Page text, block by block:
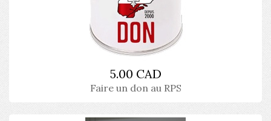
5.00 CAD
Faire un don au RPS